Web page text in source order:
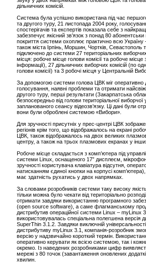
дільничних комісій.
Система була успішно використана під час
та другого туру, 21 листопада 2004 року,
спостерігачів та експертів показала себе з
забезпечує якісний зв’язок з понад 80
покриття системи охоплює практично всю Україну
також міста Ірпінь, Моршин, Чортків, Севастополь
підключено до системи 27 територіальних
місця: робоче місце голови комісії та робоче місце
інформації), 27 дільничних виборчих комісій (по
голови комісії) та 3 робочі місця у Центральній
За допомогою системи голова ЦВК міг оперативно
голосування, наявні проблеми та отримати
другого туру, перші результати (Закарпатська
безпосередньо від голови територіальної
запланованого сеансу відеозв’язку. Ці дані були
вони були оброблені системою «Вибори».
Для зручності присутніх у прес-центрі ЦВК
регіонів крім того, що відображалось на екрані
ЦВК, також відображалось на двох великих
центру, а також на трьох плазмових екранах у
Робоче місце складається з комп’ютера під
системи Linux, оснащеного 17” дисплеєм,
зручності користувача клавіатура відсутня,
натисканням єдиної кнопки на корпусі
має здатність рухатись у двох напрямках.
За словами розробників системи таку високу якість
тільки можна було чекати від територіально
отримати завдяки використанню програмного
(open source software), а саме флагманському
дистрибутив операційної системи Linux – myLinux
використовувалась спеціальна полегшена версія
SuperThin 3.1.2. Завдяки виключній універсальності
дистрибутиву myLinux 3.1, компанія-розробник
версію у надзвичайно короткий термін.
оперативно керувати як всією системою, так і
окремо. Із наведених розробниками цифр
мережі з 80 точок (завантаження оновлених
хвилин.